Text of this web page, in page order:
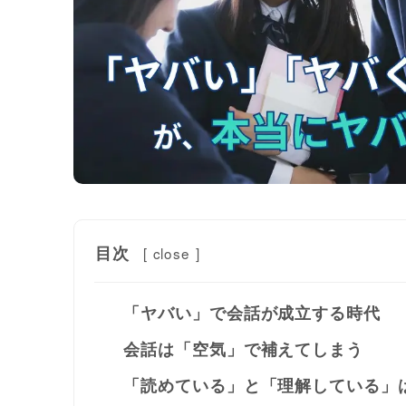
目次 [ close ]
「ヤバい」で会話が成立する時代
会話は「空気」で補えてしまう
「読めている」と「理解している」